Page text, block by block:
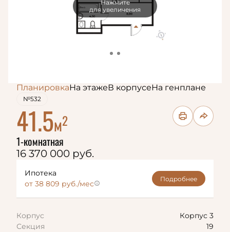
Нажмите
для увеличения
ПланировкаНа этажеВ корпусеНа генплане
№532
41.5м2
1-комнатная
16 370 000 руб.
Ипотека
от 38 809 руб./мес
Подробнее
Корпус
Корпус 3
Секция
19